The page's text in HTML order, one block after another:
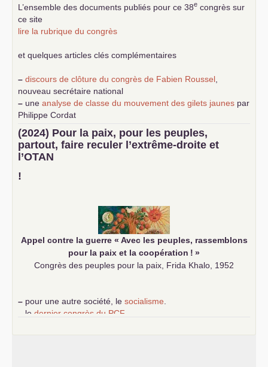
L’ensemble des documents publiés pour ce 38e congrès sur
ce site
lire la rubrique du congrès
et quelques articles clés complémentaires
– discours de clôture du congrès de Fabien Roussel
nouveau secrétaire national
– une analyse de classe du mouvement des gilets jaunes par
Philippe Cordat
–
un texte de Jean-Claude Delaunay
le marxisme est la
science sociale de notre temps
–un appel proposé aux partis communistes et ouvrier
d’Europe
–
(2024) Pour la paix, pour les peuples,
partout, faire reculer l’extrême-droite et
l’OTAN
!
Appel contre la guerre « Avec les peuples, rassemblons
pour la paix et la coopération ! »
Congrès des peuples pour la paix, Frida Khalo, 1952
– pour une autre société, le socialisme
le dernier congrès du PCF